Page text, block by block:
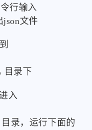
行输入
json文件
目录下
入
录，运行下面的